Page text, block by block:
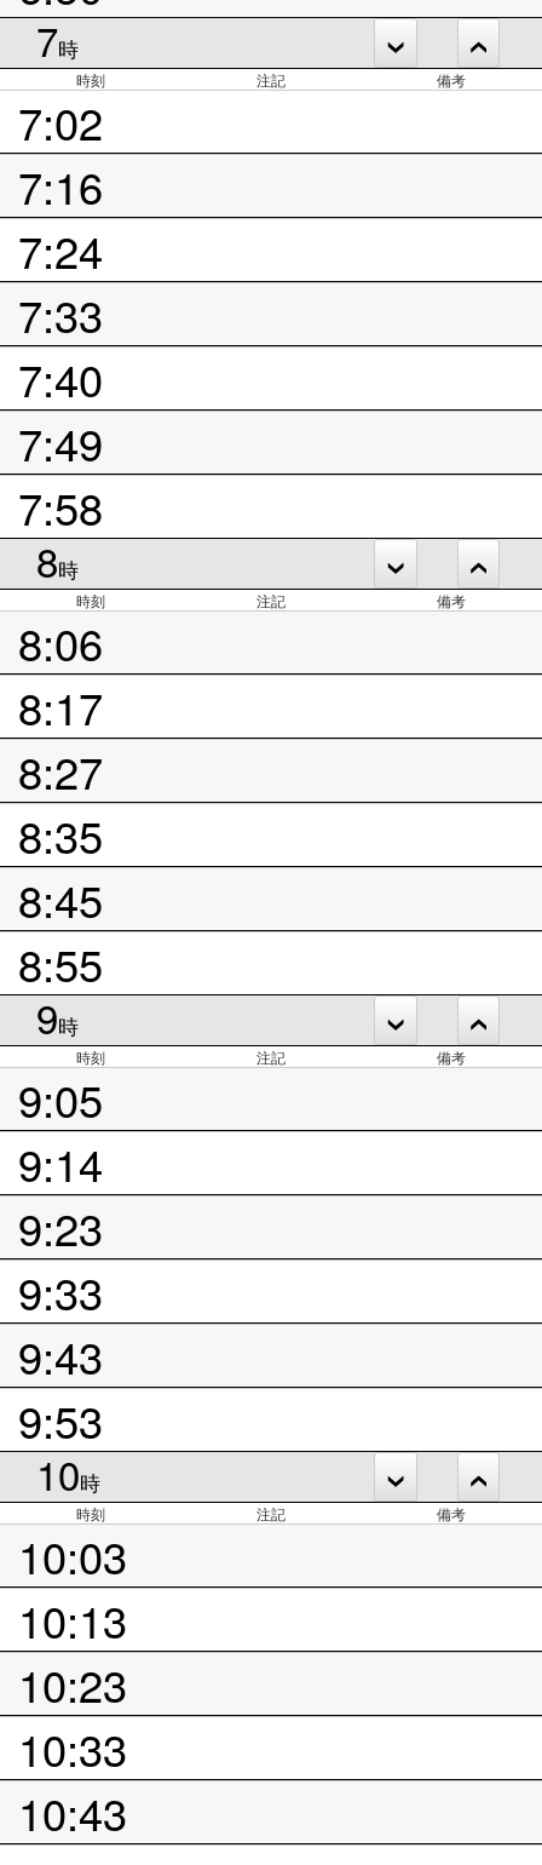
7時
時刻 注記 備考
7:02
7:16
7:24
7:33
7:40
7:49
7:58
8時
時刻 注記 備考
8:06
8:17
8:27
8:35
8:45
8:55
9時
時刻 注記 備考
9:05
9:14
9:23
9:33
9:43
9:53
10時
時刻 注記 備考
10:03
10:13
10:23
10:33
10:43